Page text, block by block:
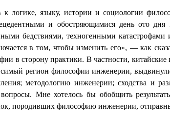
к логике, языку, истории и социологии
и обостряющимися день ото
бедствиями, техногенными
в том, чтобы изменить его», — как
в сторону практики. В частности,
регион философии инженерии,
методологию инженерии; сходства и
Мне хотелось бы обобщить
породивших философию инженерии,